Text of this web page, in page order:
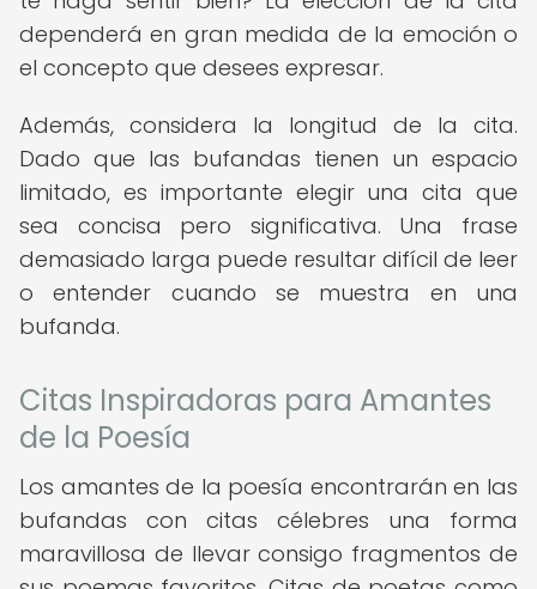
dependerá en gran medida de la emoción o
el concepto que desees expresar.
Además, considera la longitud de la cita.
Dado que las bufandas tienen un espacio
limitado, es importante elegir una cita que
sea concisa pero significativa. Una frase
demasiado larga puede resultar difícil de leer
o entender cuando se muestra en una
bufanda.
Citas Inspiradoras para Amantes
de la Poesía
Los amantes de la poesía encontrarán en las
bufandas con citas célebres una forma
maravillosa de llevar consigo fragmentos de